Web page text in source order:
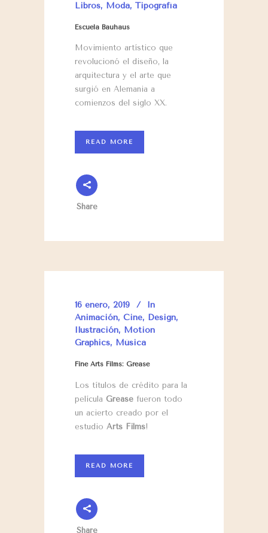
Libros, Moda, Tipografía
Escuela Bauhaus
Movimiento artístico que
revolucionó el diseño, la
arquitectura y el arte que
surgió en Alemania a
comienzos del siglo XX.
READ MORE
Share
16 enero, 2019
In
Animación, Cine, Design,
Ilustración, Motion
Graphics, Música
Fine Arts Films: Grease
Los títulos de crédito para la
película Grease fueron todo
un acierto creado por el
estudio Arts Films!
READ MORE
Share